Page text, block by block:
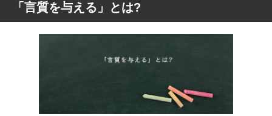
「言質を与える」の表現の使い方
「言質を与える」を使った例文と意味を解
釈
「言質を与える」とは?